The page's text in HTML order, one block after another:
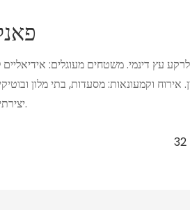
עץ דינמי. משטחים מעוגלים:
אירוח וקמעונאות: מסעדות, בתי מלון
יצירתיים שבהם עיצוב פוגש נוחות.